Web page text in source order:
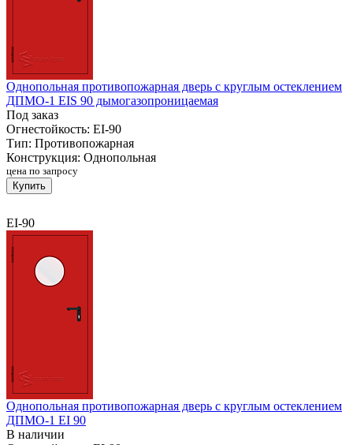
Однопольная противопожарная дверь с круглым остеклением
ДПМО-1 EIS 90 дымогазопроницаемая
Под заказ
Огнестойкость: EI-90
Тип: Противопожарная
Конструкция: Однопольная
цена по запросу
Купить
EI-90
Однопольная противопожарная дверь с круглым остеклением
ДПМО-1 EI 90
В наличии